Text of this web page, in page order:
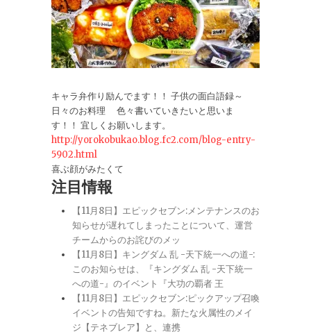
キャラ弁作り励んでます！！ 子供の面白語録～
日々のお料理 色々書いていきたいと思いま
す！！ 宜しくお願いします。
http://yorokobukao.blog.fc2.com/blog-entry-
5902.html
喜ぶ顔がみたくて
注目情報
【11月8日】エピックセブン:メンテナンスのお
知らせが遅れてしまったことについて、運営
チームからのお詫びのメッ
【11月8日】キングダム 乱 -天下統一への道-:
このお知らせは、『キングダム 乱 -天下統一
への道-』のイベント『大功の覇者 王
【11月8日】エピックセブン:ピックアップ召喚
イベントの告知ですね。新たな火属性のメイ
ジ【テネブレア】と、連携